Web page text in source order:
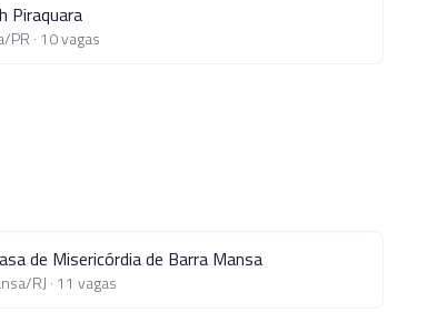
Piraquara
/PR · 10vagas
de Misericórdia de Barra Mansa
/RJ · 11 vagas